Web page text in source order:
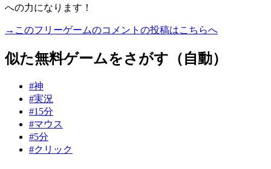
への力になります！
→このフリーゲームのコメントの投稿はこちらへ
似た無料ゲームをさがす（自動）
#神
#実況
#15分
#マウス
#5分
#クリック